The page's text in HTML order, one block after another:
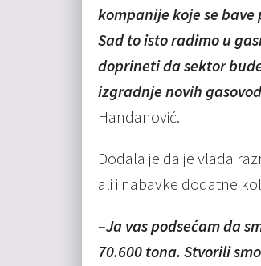
kompanije koje se
Sad to isto radimo u
doprineti da sektor
izgradnje novih
Handanović.
Dodala je da je vlada
ali i nabavke dodatne
–Ja vas podsećam da
70.600 tona. Stvorili